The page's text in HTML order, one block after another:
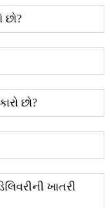
છો?
છો?
ખાતરી